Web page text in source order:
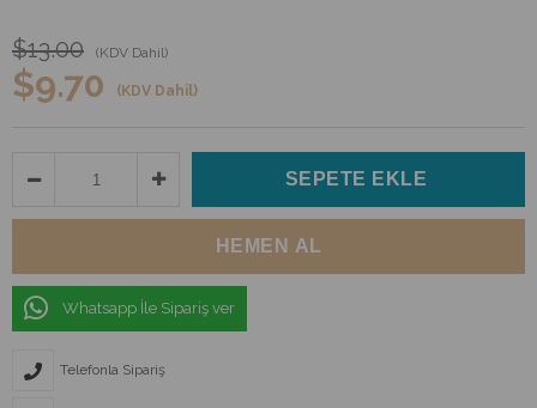
$13.00 (KDV Dahil)
$9.70 (KDV Dahil)
Whatsapp İle Sipariş ver
Telefonla Sipariş